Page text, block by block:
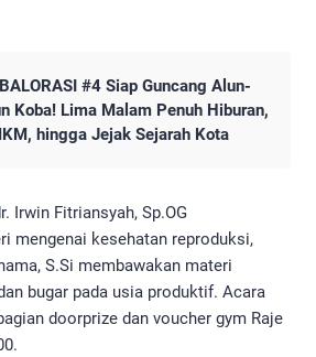
#4 Siap Guncang Alun-
Koba! Lima Malam Penuh Hiburan,
hingga Jejak Sejarah Kota
Irwin Fitriansyah, Sp.OG
mengenai kesehatan reproduksi,
S.Si membawakan materi
bugar pada usia produktif. Acara
doorprize dan voucher gym Raje